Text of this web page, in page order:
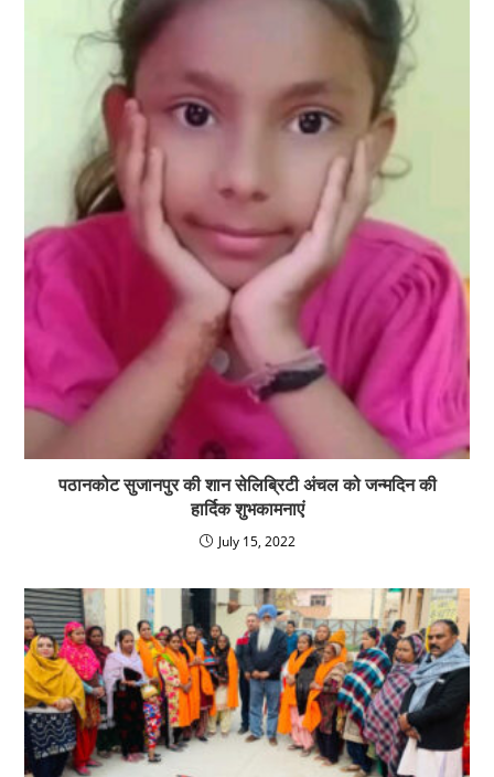
पठानकोट सुजानपुर की शान सेलिब्रिटी अंचल को जन्मदिन की
हार्दिक शुभकामनाएं
July 15, 2022